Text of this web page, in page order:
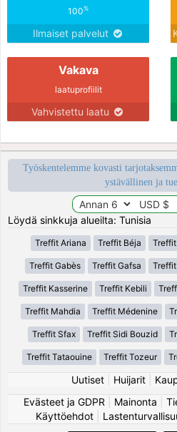
100%
Ilmaiset palvelut
Vakava
laatuprofiilit
Vahvistettu laatu
Työskentelemme kovasti
ystävällinen ja
Löydä sinkkuja alueilta: Tunisia
Treffit Ariana Treffit Béja
Treffit Gabès Treffit Gafsa
Treffit Kasserine Treffit Kebili
Treffit Mahdia Treffit Médenine
Treffit Sfax Treffit Sidi Bouzid
Treffit Tataouine Treffit Tozeur
Uutiset Huijarit
Evästeet ja GDPR
Mainonta
Käyttöehdot